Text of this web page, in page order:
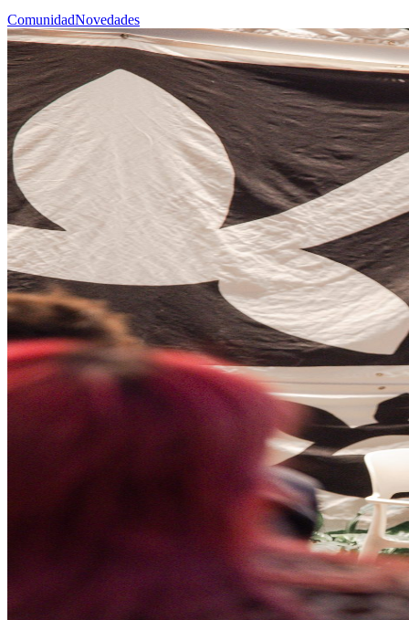
ComunidadNovedades